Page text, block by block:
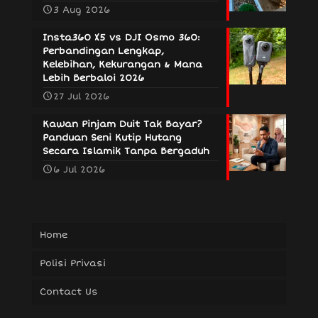
3 Aug 2026
Insta360 X5 vs DJI Osmo 360:
Perbandingan Lengkap,
Kelebihan, Kekurangan & Mana
Lebih Berbaloi 2026
27 Jul 2026
Kawan Pinjam Duit Tak Bayar?
Panduan Seni Kutip Hutang
Secara Islamik Tanpa Bergaduh
6 Jul 2026
Home
Polisi Privasi
Contact Us